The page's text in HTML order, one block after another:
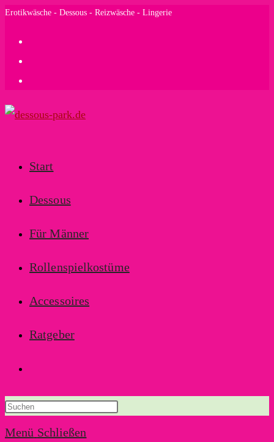
Zum
Erotikwäsche - Dessous - Reizwäsche - Lingerie
Start
Dessous
Für Männer
Rollenspielkostüme
Accessoires
Ratgeber
Suche
umschalten
Menü Schließen